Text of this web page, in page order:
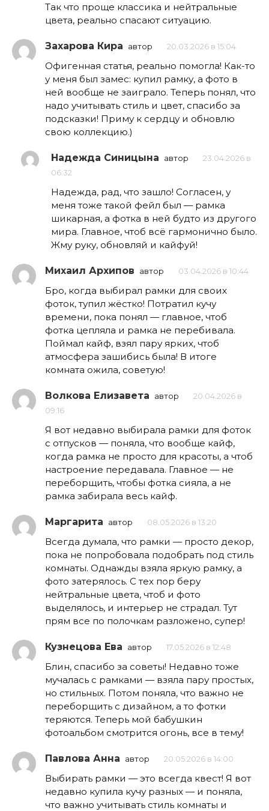
Так что проще классика и нейтральные
цвета, реально спасают ситуацию.
Захарова Кира автор 20.03.2026 в 15:04
Офигенная статья, реально помогла! Как-то
у меня был замес: купил рамку, а фото в
ней вообще не заиграло. Теперь понял, что
надо учитывать стиль и цвет, спасибо за
подсказки! Приму к сердцу и обновлю
свою коллекцию.)
Надежда Синицына автор
23.04.2026 в
06:32
Надежда, рад, что зашло! Согласен, у
меня тоже такой фейл был — рамка
шикарная, а фотка в ней будто из другого
мира. Главное, чтоб всё гармонично было.
Жму руку, обновляй и кайфуй!
Михаил Архипов автор 03.04.2026 в 10:44
Бро, когда выбирал рамки для своих
фоток, тупил жёстко! Потратил кучу
времени, пока понял — главное, чтоб
фотка цепляла и рамка не перебивала.
Поймал кайф, взял пару ярких, чтоб
атмосфера зашибись была! В итоге
комната ожила, советую!
Волкова Елизавета автор
20.04.2026 в
09:16
Я вот недавно выбирала рамки для фоток
с отпусков — поняла, что вообще кайф,
когда рамка не просто для красоты, а чтоб
настроение передавала. Главное — не
переборщить, чтобы фотка сияла, а не
рамка забирала весь кайф.
Маргарита автор 08.05.2026 в 13:20
Всегда думала, что рамки — просто декор,
пока не попробовала подобрать под стиль
комнаты. Однажды взяла яркую рамку, а
фото затерялось. С тех пор беру
нейтральные цвета, чтоб и фото
выделялось, и интерьер не страдал. Тут
прям все по полочкам разложено, супер!
Кузнецова Ева автор 17.05.2026 в 12:48
Блин, спасибо за советы! Недавно тоже
мучалась с рамками — взяла пару простых,
но стильных. Потом поняла, что важно не
переборщить с дизайном, а то фотки
теряются. Теперь мой бабушкин
фотоальбом смотрится огонь, все в тему!
Павлова Анна автор 20.05.2026 в 14:00
Выбирать рамки — это всегда квест! Я вот
недавно купила кучу разных — и поняла,
что важно учитывать стиль комнаты и